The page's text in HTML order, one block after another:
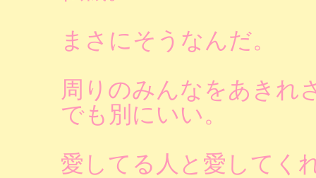
まさにそうなんだ。
周りのみんなをあきれ
でも別にいい。
愛してる人と愛してく